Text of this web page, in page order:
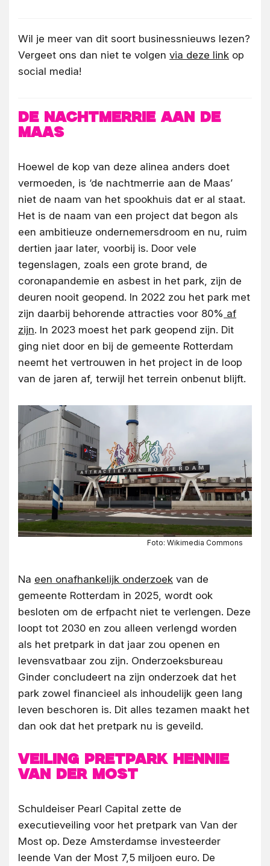
Wil je meer van dit soort businessnieuws lezen?
Vergeet ons dan niet te volgen via deze link op
social media!
De nachtmerrie aan de
Maas
Hoewel de kop van deze alinea anders doet
vermoeden, is ‘de nachtmerrie aan de Maas’
niet de naam van het spookhuis dat er al staat.
Het is de naam van een project dat begon als
een ambitieuze ondernemersdroom en nu, ruim
dertien jaar later, voorbij is. Door vele
tegenslagen, zoals een grote brand, de
coronapandemie en asbest in het park, zijn de
deuren nooit geopend. In 2022 zou het park met
zijn daarbij behorende attracties voor 80% af
zijn. In 2023 moest het park geopend zijn. Dit
ging niet door en bij de gemeente Rotterdam
neemt het vertrouwen in het project in de loop
van de jaren af, terwijl het terrein onbenut blijft.
Foto: Wikimedia Commons
Na een onafhankelijk onderzoek van de
gemeente Rotterdam in 2025, wordt ook
besloten om de erfpacht niet te verlengen. Deze
loopt tot 2030 en zou alleen verlengd worden
als het pretpark in dat jaar zou openen en
levensvatbaar zou zijn. Onderzoeksbureau
Ginder concludeert na zijn onderzoek dat het
park zowel financieel als inhoudelijk geen lang
leven beschoren is. Dit alles tezamen maakt het
dan ook dat het pretpark nu is geveild.
Veiling Pretpark Hennie
van der Most
Schuldeiser Pearl Capital zette de
executieveiling voor het pretpark van Van der
Most op. Deze Amsterdamse investeerder
leende Van der Most 7,5 miljoen euro. De